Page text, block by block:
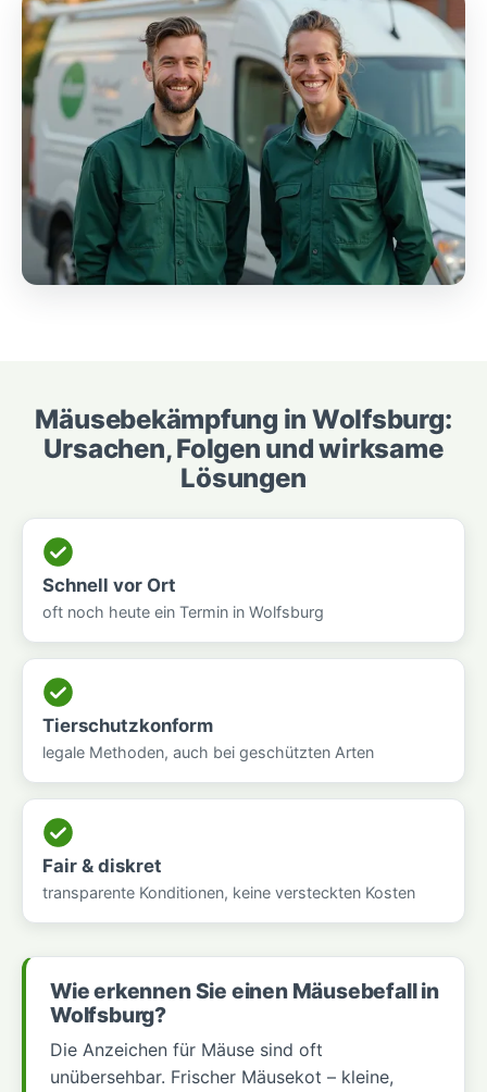
Mäusebekämpfung in Wolfsburg:
Ursachen, Folgen und wirksame
Lösungen
Schnell vor Ort
oft noch heute ein Termin in Wolfsburg
Tierschutzkonform
legale Methoden, auch bei geschützten Arten
Fair & diskret
transparente Konditionen, keine versteckten Kosten
Wie erkennen Sie einen Mäusebefall in
Wolfsburg?
Die Anzeichen für Mäuse sind oft
unübersehbar. Frischer Mäusekot – kleine,